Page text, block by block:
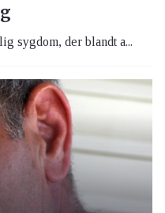
sygdom, der blandt a...